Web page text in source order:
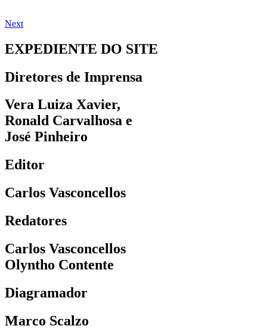
Next
EXPEDIENTE DO SITE
Diretores de Imprensa
Vera Luiza Xavier,
Ronald Carvalhosa e
José Pinheiro
Editor
Carlos Vasconcellos
Redatores
Carlos Vasconcellos
Olyntho Contente
Diagramador
Marco Scalzo